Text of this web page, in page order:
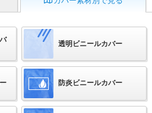
透明ビニールカバー
防炎ビニールカバー